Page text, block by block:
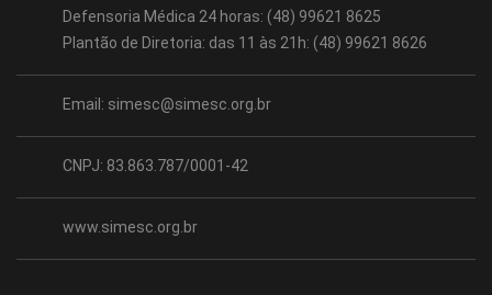
Defensoria Médica 24 horas: (48) 99621 8625
Plantão de Diretoria: das 11 às 21h: (48) 99621 8626
Email: simesc@simesc.org.br
CNPJ: 83.863.787/0001-42
www.simesc.org.br